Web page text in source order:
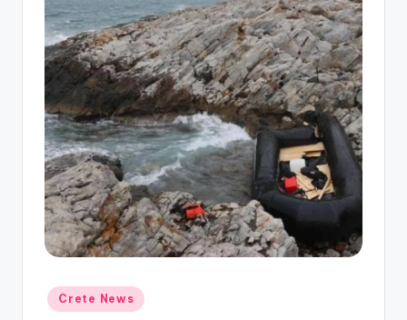
P
o
Αναρτήθηκε
σε
Crete News